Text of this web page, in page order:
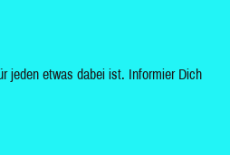
jeden etwas dabei ist. Informier Dich